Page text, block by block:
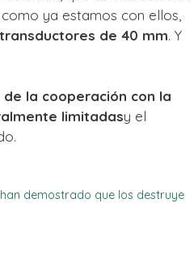
ya estamos con ellos,
de 40 mm. Y
la cooperación con la
limitadasy el
demostrado que los destruye